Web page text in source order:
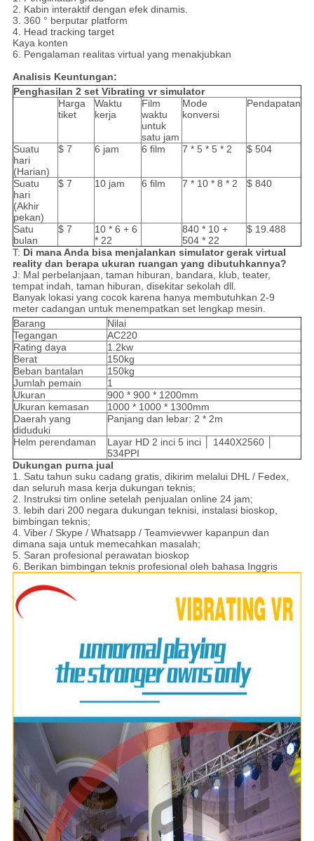
2. Kabin interaktif dengan efek dinamis.
3. 360 ° berputar platform
4. Head tracking target
Kaya konten
6. Pengalaman realitas virtual yang menakjubkan
Analisis Keuntungan:
Penghasilan 2 set Vibrating vr simulator
Harga
tiket
Waktu
kerja
Film
waktu
untuk
satu jam
Mode
konversi
Pendapatan
Suatu
hari
(Harian)
$ 7 6 jam 6 film 7 * 5 * 5 * 2 $ 504
Suatu
hari
(Akhir
pekan)
$ 7 10 jam 6 film 7 * 10 * 8 * 2 $ 840
Satu
bulan
$ 7
10 * 6 + 6
* 22
840 * 10 +
504 * 22
$ 19.488
T: Di mana Anda bisa menjalankan simulator gerak virtual
reality dan berapa ukuran ruangan yang dibutuhkannya?
J: Mal perbelanjaan, taman hiburan, bandara, klub, teater,
tempat indah, taman hiburan, disekitar sekolah dll.
Banyak lokasi yang cocok karena hanya membutuhkan 2-9
meter cadangan untuk menempatkan set lengkap mesin.
Barang
Nilai
Tegangan
AC220
Rating daya
1.2kw
Berat
150kg
Beban bantalan
150kg
Jumlah pemain
1
Ukuran
900 * 900 * 1200mm
Ukuran kemasan
1000 * 1000 * 1300mm
Daerah yang
diduduki
Panjang dan lebar: 2 * 2m
Helm perendaman
Layar HD 2 inci 5 inci │ 1440X2560 │
534PPI
Dukungan purna jual
1. Satu tahun suku cadang gratis, dikirim melalui DHL / Fedex,
dan seluruh masa kerja dukungan teknis;
2. Instruksi tim online setelah penjualan online 24 jam;
3. lebih dari 200 negara dukungan teknisi, instalasi bioskop,
bimbingan teknis;
4. Viber / Skype / Whatsapp / Teamvievwer kapanpun dan
dimana saja untuk memecahkan masalah;
5. Saran profesional perawatan bioskop
6. Berikan bimbingan teknis profesional oleh bahasa Inggris